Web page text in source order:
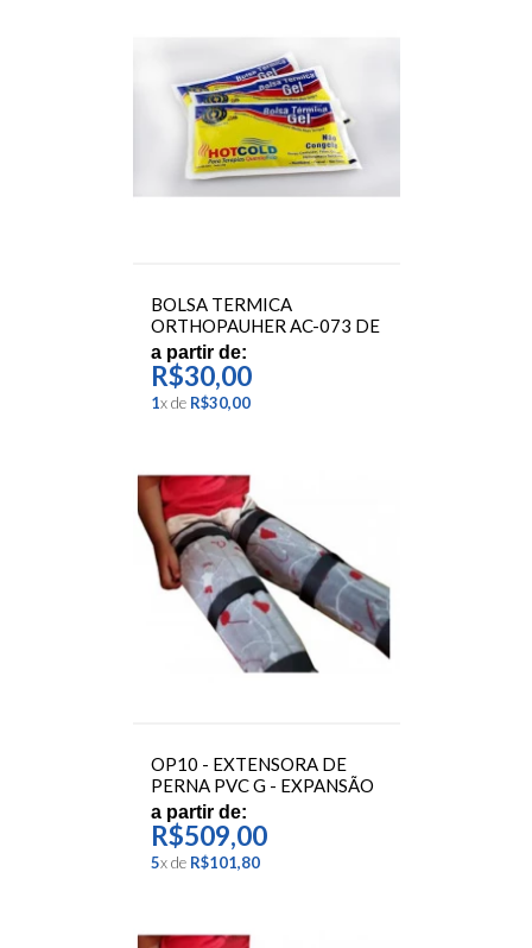
BOLSA TERMICA
ORTHOPAUHER AC-073 DE
GEL
a partir de:
R$30,00
1xde R$30,00
OP10 - EXTENSORA DE
PERNA PVC G - EXPANSÃO
a partir de:
R$509,00
5xde R$101,80